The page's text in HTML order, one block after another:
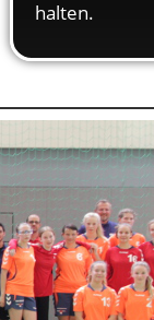
Fotos